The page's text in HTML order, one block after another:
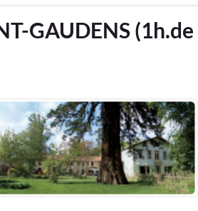
GAUDENS (1h.de